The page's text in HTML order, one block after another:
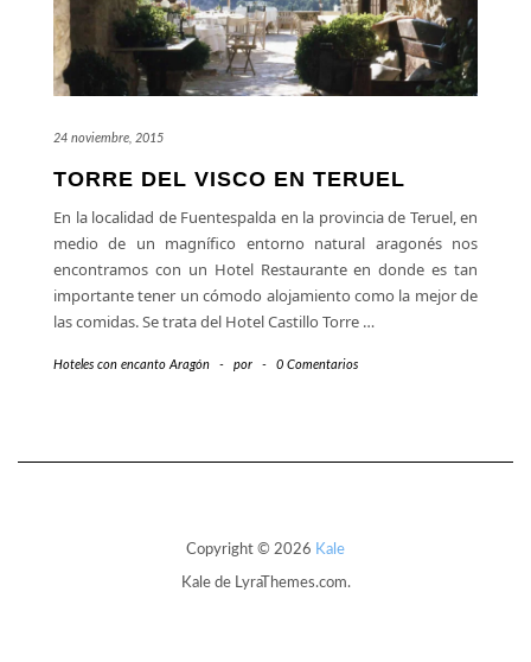
24 noviembre, 2015
TORRE DEL VISCO EN TERUEL
En la localidad de Fuentespalda en la provincia de Teruel, en
medio de un magnífico entorno natural aragonés nos
encontramos con un Hotel Restaurante en donde es tan
importante tener un cómodo alojamiento como la mejor de
las comidas. Se trata del Hotel Castillo Torre …
Hoteles con encanto Aragón - por - 0 Comentarios
Copyright © 2026 Kale
Kalede LyraThemes.com.